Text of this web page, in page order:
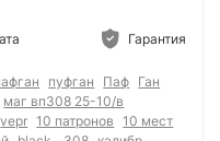
Гарантия
пуфган Паф Ган
маг вп308 25-10/в
vepr 10 патронов
10 мест